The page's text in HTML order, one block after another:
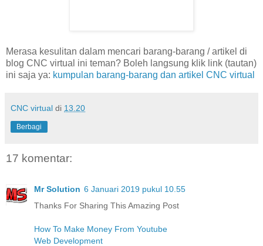
Merasa kesulitan dalam mencari barang-barang / artikel di
blog CNC virtual ini teman? Boleh langsung klik link (tautan)
ini saja ya: kumpulan barang-barang dan artikel CNC virtual
CNC virtual di 13.20
Berbagi
17 komentar:
Mr Solution 6 Januari 2019 pukul 10.55
Thanks For Sharing This Amazing Post
How To Make Money From Youtube
Web Development